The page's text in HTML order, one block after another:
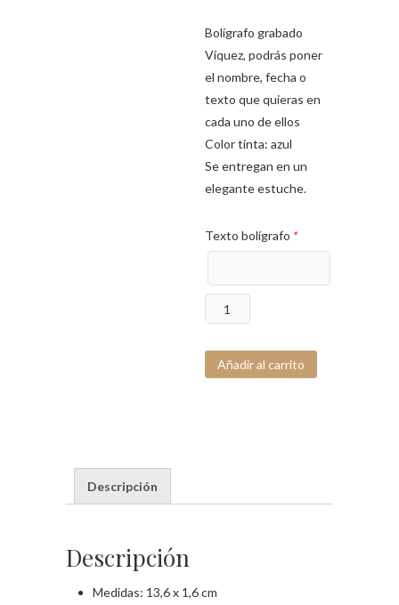
Bolígrafo grabado
Víquez, podrás poner
el nombre, fecha o
texto que quieras en
cada uno de ellos
Color tinta: azul
Se entregan en un
elegante estuche.
Texto bolígrafo *
Bolígrafo
grabado
Víquez
cantidad
Añadir al carrito
Descripción
Descripción
Medidas: 13,6 x 1,6 cm